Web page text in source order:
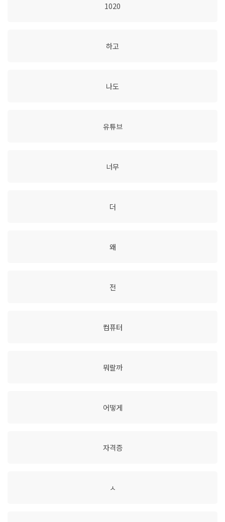
1020
하고
나도
유튜브
너무
더
왜
전
컴퓨터
뭐랄까
어떻게
자격증
ㅅ